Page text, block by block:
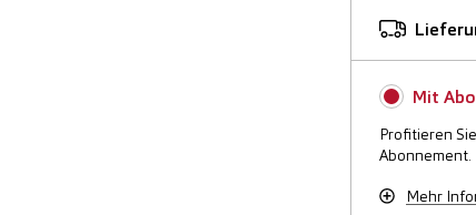
Mit
Profitieren
Abonnement.
Mehr